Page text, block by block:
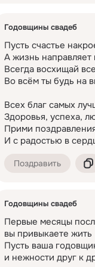
Годовщины свадеб
Пусть счастье
А жизнь направляет
Всегда восхищай
Во всём ты будь на
Всех благ самых
Здоровья, успеха,
Прими
И с радостью в
Поздравить
Годовщины свадеб
Первые месяцы
вы привыкаете жить
Пусть ваша
и нежности друг к